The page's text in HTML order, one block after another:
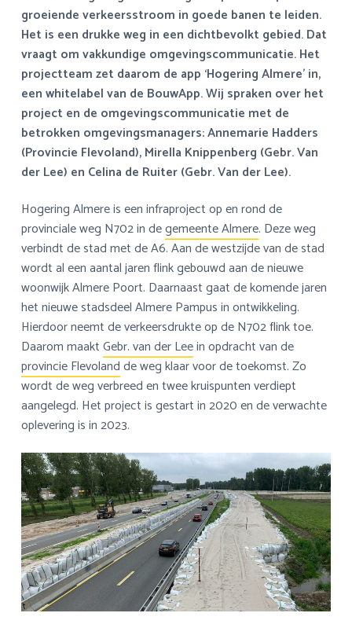
groeiende verkeersstroom in goede banen te leiden.
Het is een drukke weg in een dichtbevolkt gebied. Dat
vraagt om vakkundige omgevingscommunicatie. Het
projectteam zet daarom de app ‘Hogering Almere’ in,
een whitelabel van de BouwApp. Wij spraken over het
project en de omgevingscommunicatie met de
betrokken omgevingsmanagers: Annemarie Hadders
(Provincie Flevoland), Mirella Knippenberg (Gebr. Van
der Lee) en Celina de Ruiter (Gebr. Van der Lee).
Hogering Almere is een infraproject op en rond de
provinciale weg N702 in degemeente Almere. Deze weg
verbindt de stad met de A6. Aan de westzijde van de stad
wordt al een aantal jaren flink gebouwd aan de nieuwe
woonwijk Almere Poort. Daarnaast gaat de komende jaren
het nieuwe stadsdeel Almere Pampus in ontwikkeling.
Hierdoor neemt de verkeersdrukte op de N702 flink toe.
Daarom maaktGebr. van der Leein opdracht van de
provincie Flevolandde weg klaar voor de toekomst. Zo
wordt de weg verbreed en twee kruispunten verdiept
aangelegd. Het project is gestart in 2020 en de verwachte
oplevering is in 2023.